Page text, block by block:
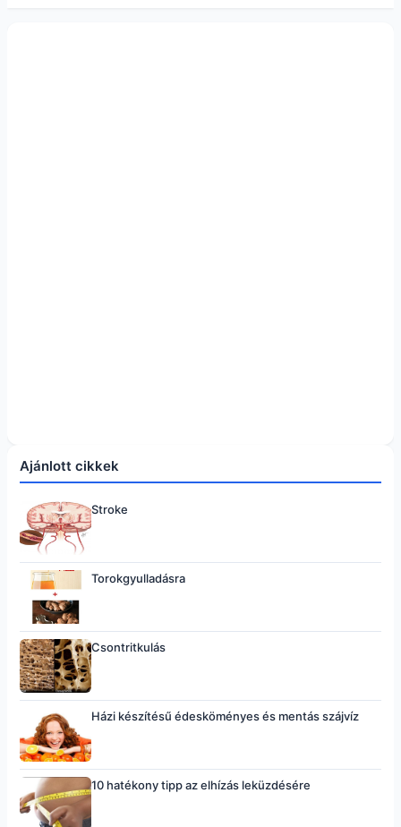
Ajánlott cikkek
Stroke
Torokgyulladásra
Csontritkulás
Házi készítésű édesköményes és mentás szájvíz
10 hatékony tipp az elhízás leküzdésére